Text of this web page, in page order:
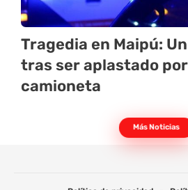
Tragedia en Maipú:
tras ser aplastado
camioneta
Más Noticias